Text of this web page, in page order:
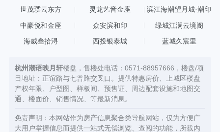
世茂璞云东方 灵龙艺音金座 滨江海潮望月城·潮印
中豪悦和金座 众安滨和印 绿城江澜云境阁
海威叁拾浔 西投银泰城 蓝城久宸里
杭州潮语映月轩楼盘，售楼处电话：0571-88957666，楼盘/项
目地址：正谊路与七普路交叉口。提供特惠房价、上城区楼盘
产权年限、户型图、样板间、预售证、周边配套设施和地图交
通、楼面价、销售情况、等最新消息。
免责声明：本网站作为房产信息聚合类导航网站，仅为方便广
大用户掌握信息而提供一站式无偿浏览、查阅的功能，所载内